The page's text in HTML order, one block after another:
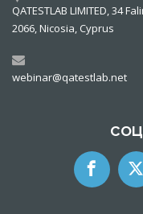
QATESTLAB LIMITED, 34
2066, Nicosia, Cyprus
webinar@qatestlab.net